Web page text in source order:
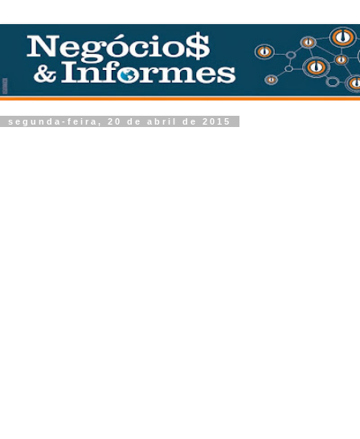
segunda-feira, 20 de abril de 2015